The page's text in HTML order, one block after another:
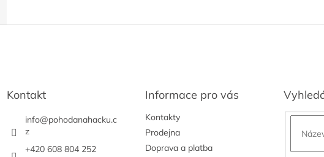
Kontakt
info@pohodanahacku.c
z
+420 608 804 252
Informace pro vás
Kontakty
Prodejna
Doprava a platba